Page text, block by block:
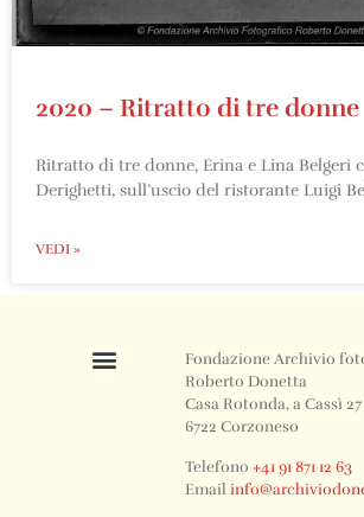
2020 – Ritratto di tre donne
Ritratto di tre donne, Erina e Lina Belgeri
Derighetti, sull’uscio del ristorante Luigi
VEDI »
Fondazione Archivio
Roberto Donetta
Casa Rotonda, a Cassì 27
6722 Corzoneso
Telefono+41 91 871 12 63
Email